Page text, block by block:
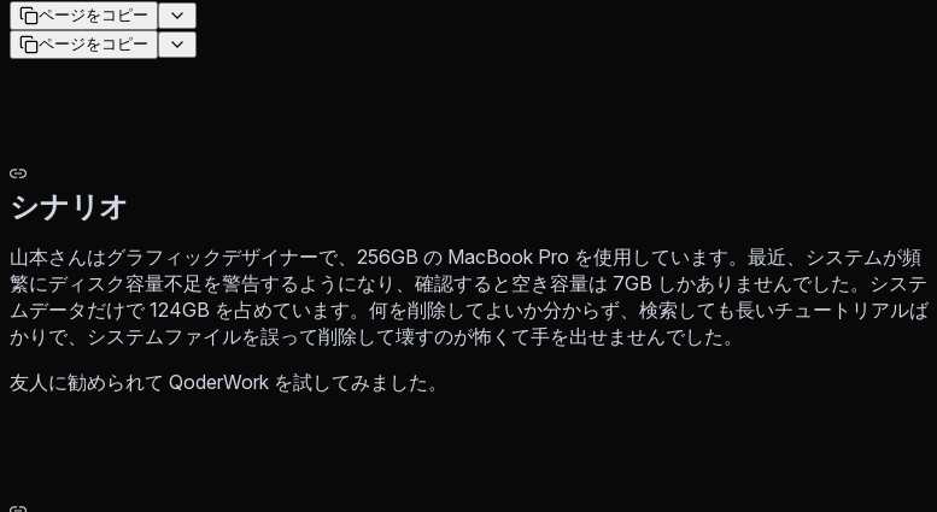
ページをコピー
ページをコピー
シナリオ
山本さんはグラフィックデザイナーで、256GB の MacBook Pro を使用しています。最近、システムが頻
繁にディスク容量不足を警告するようになり、確認すると空き容量は 7GB しかありませんでした。システ
ムデータだけで 124GB を占めています。何を削除してよいか分からず、検索しても長いチュートリアルば
かりで、システムファイルを誤って削除して壊すのが怖くて手を出せませんでした。
友人に勧められて QoderWork を試してみました。